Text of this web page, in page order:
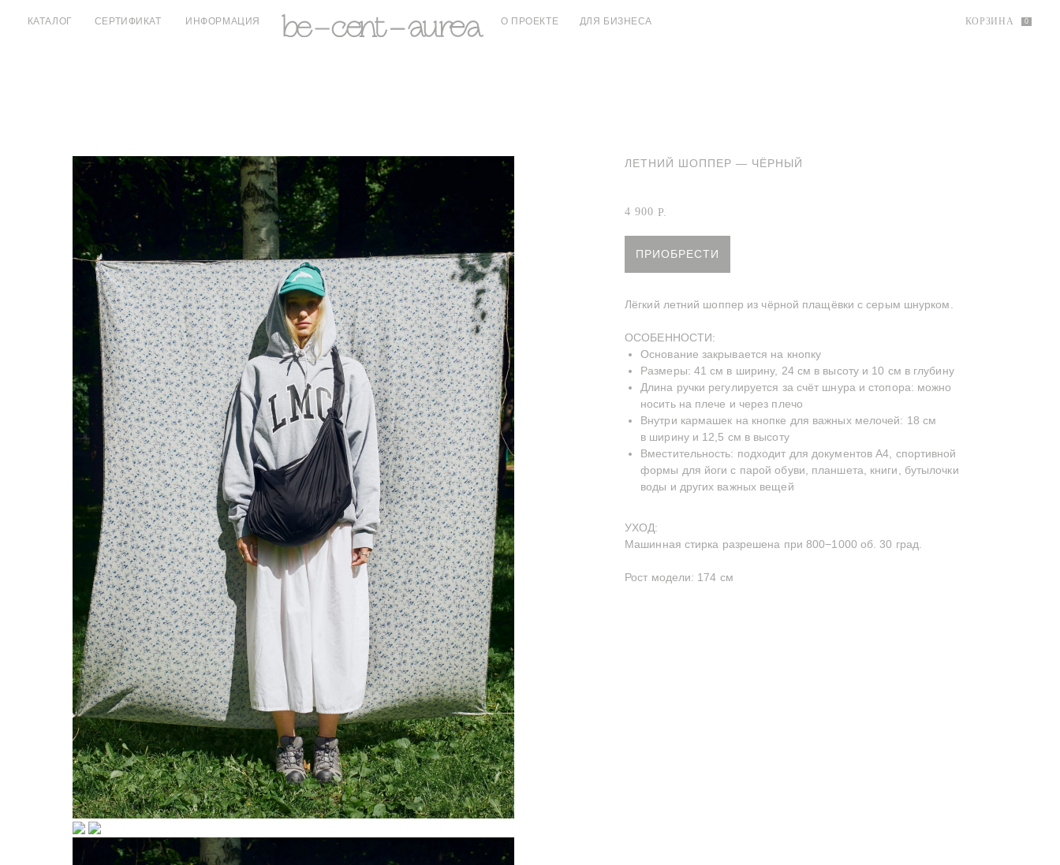
О ПРОЕКТЕ ДЛЯ БИЗНЕСА
КАТАЛОГ СЕРТИФИКАТ ИНФОРМАЦИЯ
ЛЕТНИЙ ШОППЕР — ЧЁРНЫЙ
4 900 Р.
ПРИОБРЕСТИ
Лёгкий летний шоппер из чёрной плащёвки с серым шнурком.
ОСОБЕННОСТИ:
Основание закрывается на кнопку
Размеры: 41 см в ширину, 24 см в высоту и 10 см в глубину
Длина ручки регулируется за счёт шнура и стопора: можно
носить на плече и через плечо
Внутри кармашек на кнопке для важных мелочей: 18 см
в ширину и 12,5 см в высоту
Вместительность: подходит для документов А4, спортивной
формы для йоги с парой обуви, планшета, книги, бутылочки
воды и других важных вещей
УХОД:
Машинная стирка разрешена при 800−1000 об. 30 град.
Рост модели: 174 см